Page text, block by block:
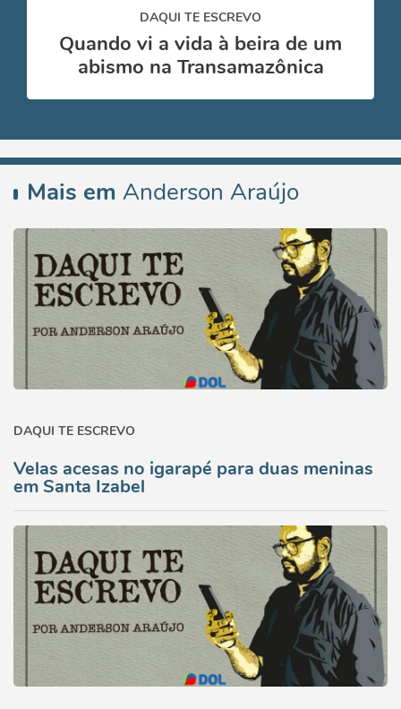
DAQUI TE ESCREVO
Quando vi a vida à beira de um
abismo na Transamazônica
Mais em Anderson Araújo
DAQUI TE ESCREVO
Velas acesas no igarapé para duas meninas
em Santa Izabel